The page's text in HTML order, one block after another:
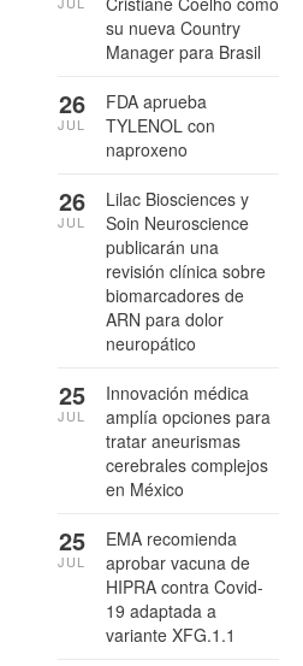
su nueva Country
Manager para Brasil
FDA aprueba
TYLENOL con
naproxeno
26
JUL
Lilac Biosciences y
Soin Neuroscience
publicarán una
revisión clínica sobre
biomarcadores de
ARN para dolor
neuropático
26
JUL
Innovación médica
amplía opciones para
tratar aneurismas
cerebrales complejos
en México
25
JUL
EMA recomienda
aprobar vacuna de
HIPRA contra Covid-
19 adaptada a
variante XFG.1.1
25
JUL